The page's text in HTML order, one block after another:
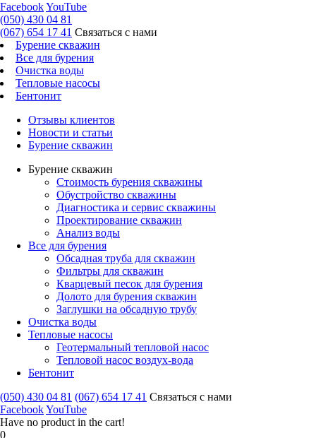
FacebookYouTube
(050) 430 04 81
(067) 654 17 41 Связаться с нами
Бурение скважин
Все для бурения
Очистка воды
Тепловые насосы
Бентонит
Отзывы клиентов
Новости и статьи
Бурение скважин
Бурение скважин
Стоимость бурения скважины
Обустройство скважины
Диагностика и сервис скважины
Проектирование скважин
Анализ воды
Все для бурения
Обсадная труба для скважин
Фильтры для скважин
Кварцевый песок для бурения
Долото для бурения скважин
Заглушки на обсадную трубу
Очистка воды
Тепловые насосы
Геотермальный тепловой насос
Тепловой насос воздух-вода
Бентонит
(050) 430 04 81 (067) 654 17 41 Связаться с нами
FacebookYouTube
Have no product in the cart!
0